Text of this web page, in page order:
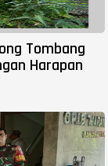
Tombang
Harapan